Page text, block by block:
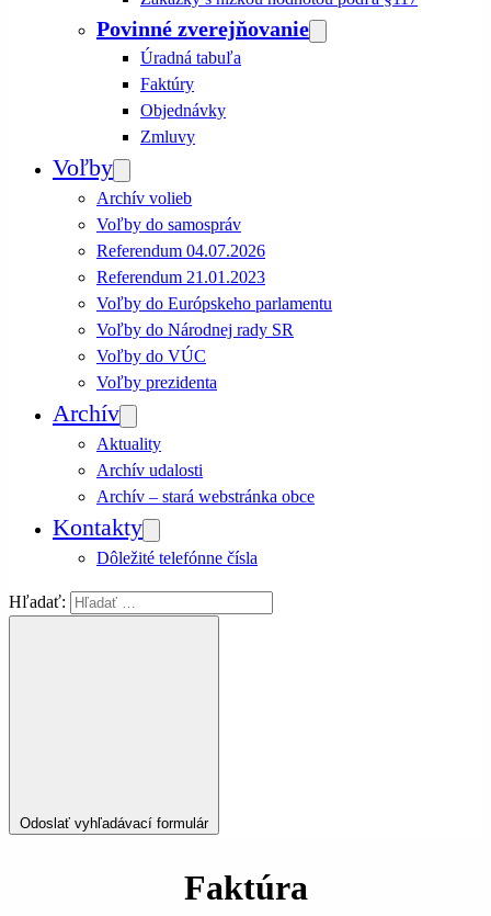
Povinné zverejňovanie
Úradná tabuľa
Faktúry
Objednávky
Zmluvy
Voľby
Archív volieb
Voľby do samospráv
Referendum 04.07.2026
Referendum 21.01.2023
Voľby do Európskeho parlamentu
Voľby do Národnej rady SR
Voľby do VÚC
Voľby prezidenta
Archív
Aktuality
Archív udalosti
Archív – stará webstránka obce
Kontakty
Dôležité telefónne čísla
Hľadať:
Odoslať vyhľadávací formulár
Faktúra